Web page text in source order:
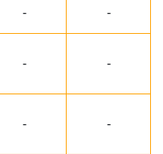
- -
- -
- -